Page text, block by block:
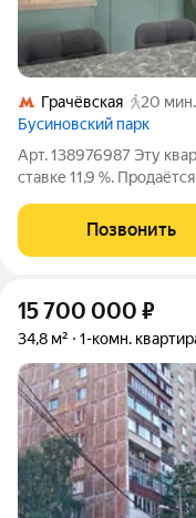
Грачёвская
20 мин.
Бусиновский парк
Арт. 138976987 Эту
ставке 11,9 %.
Дегунино), полностью
гостиная: 22,8 м с
Позвонить
15 700 000 ₽
34,8 м² 1-комн.